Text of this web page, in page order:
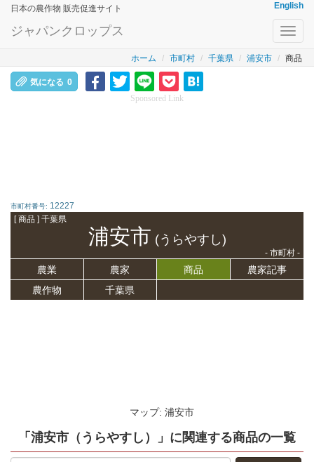
日本の農作物 販売促進サイト English
ジャパンクロップス
ホーム 市町村 千葉県 浦安市 商品
気になる 0
Sponsored Link
市町村番号: 12227
[ 商品 ] 千葉県
浦安市 (うらやすし)
- 市町村 -
農業 農家 商品
農家記事
農作物
千葉県
マップ: 浦安市
「浦安市（うらやすし）」 に関連する商品の一覧